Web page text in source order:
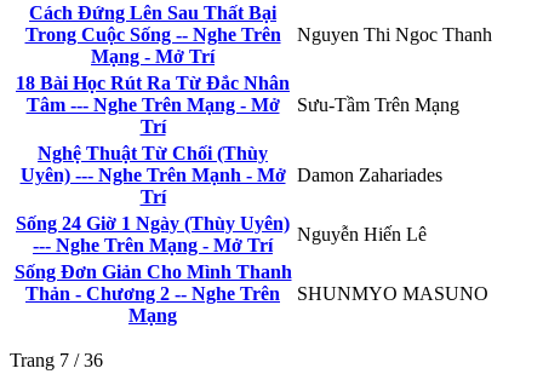
Cách Đứng Lên Sau Thất Bại
Trong Cuộc Sống -- Nghe Trên
Mạng - Mở Trí
Nguyen Thi Ngoc Thanh
18 Bài Học Rút Ra Từ Đắc Nhân
Tâm --- Nghe Trên Mạng - Mở
Trí
Sưu-Tầm Trên Mạng
Nghệ Thuật Từ Chối (Thùy
Uyên) --- Nghe Trên Mạnh - Mở
Trí
Damon Zahariades
Sống 24 Giờ 1 Ngày (Thùy Uyên)
--- Nghe Trên Mạng - Mở Trí
Nguyễn Hiến Lê
Sống Đơn Giản Cho Mình Thanh
Thản - Chương 2 -- Nghe Trên
Mạng
SHUNMYO MASUNO
Trang 7 / 36